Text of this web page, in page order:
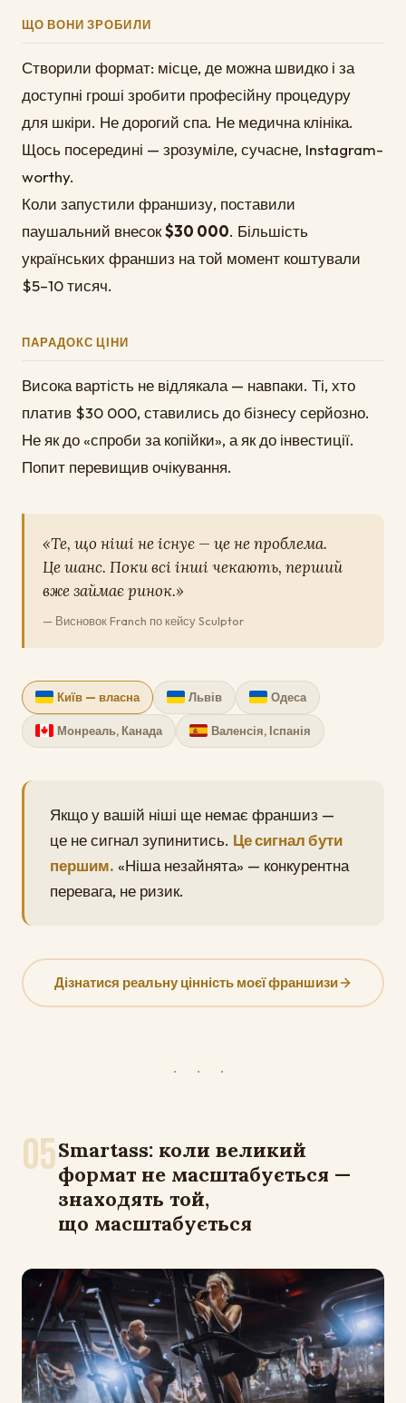
ЩО ВОНИ ЗРОБИЛИ
Створили формат: місце, де можна швидко і за
доступні гроші зробити професійну процедуру
для шкіри. Не дорогий спа. Не медична клініка.
Щось посередині — зрозуміле, сучасне, Instagram-
worthy.
Коли запустили франшизу, поставили
паушальний внесок$30 000. Більшість
українських франшиз на той момент коштували
$5–10 тисяч.
ПАРАДОКС ЦІНИ
Висока вартість не відлякала — навпаки. Ті, хто
платив $30 000, ставились до бізнесу серйозно.
Не як до «спроби за копійки», а як до інвестиції.
Попит перевищив очікування.
«Те, що ніші не існує — це не проблема.
Це шанс. Поки всі інші чекають, перший
вже займає ринок.»
— Висновок Franch по кейсу Sculptor
Київ — власна Львів Одеса
Монреаль, Канада Валенсія, Іспанія
Якщо у вашій ніші ще немає франшиз —
це не сигнал зупинитись. Це сигнал бути
першим. «Ніша незайнята» — конкурентна
перевага, не ризик.
Дізнатися реальну цінність моєї франшизи
· · ·
05Smartass: коли великий
формат не масштабується —
знаходять той,
що масштабується